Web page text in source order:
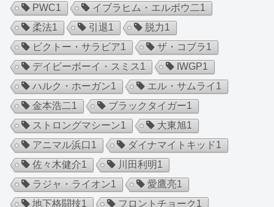
PWC1 イブラヒム・エルボウ二1
柔法1 引退1 脱力1
ビクトー・サラビア1 ザ・コブラ1
デイビーボーイ・スミス1 IWGP1
ハルク・ホーガン1 エル・サムライ 1
金本浩二1 ブラックタイガー1
ストロングマシーン1 大東旭1
アニマル浜口 1 ダイナマイトキッド1
佐々木健介1 川田利明1
ラジャ・ライオン1 愛鷹亮1
地下格闘技1 フロントチョーク1